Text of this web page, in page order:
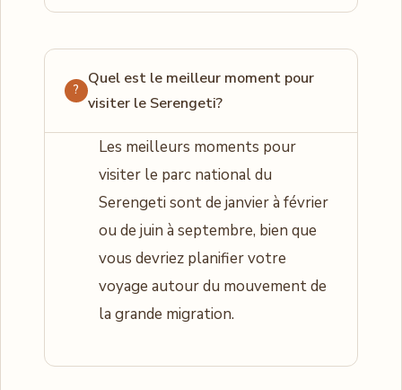
Quel est le meilleur moment pour
visiter le Serengeti?
Les meilleurs moments pour
visiter le parc national du
Serengeti sont de janvier à février
ou de juin à septembre, bien que
vous devriez planifier votre
voyage autour du mouvement de
la grande migration.